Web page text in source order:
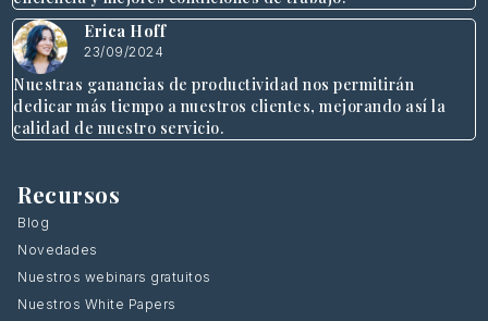
Erica Hoff
23/09/2024
Nuestras ganancias de productividad nos permitirán
dedicar más tiempo a nuestros clientes, mejorando así la
calidad de nuestro servicio.
Recursos
Blog
Novedades
Nuestros webinars gratuitos
Nuestros White Papers